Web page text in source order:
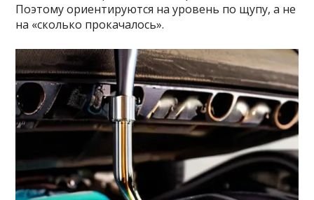
Поэтому ориентируются на уровень по щупу, а не
на «сколько прокачалось».